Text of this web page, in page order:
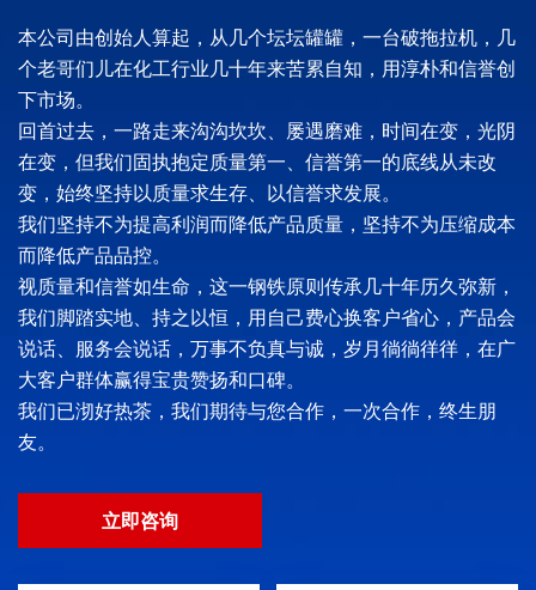
本公司由创始人算起，从几个坛坛罐罐，一台破拖拉机，几
个老哥们儿在化工行业几十年来苦累自知，用淳朴和信誉创
下市场。
回首过去，一路走来沟沟坎坎、屡遇磨难，时间在变，光阴
在变，但我们固执抱定质量第一、信誉第一的底线从未改
变，始终坚持以质量求生存、以信誉求发展。
我们坚持不为提高利润而降低产品质量，坚持不为压缩成本
而降低产品品控。
视质量和信誉如生命，这一钢铁原则传承几十年历久弥新，
我们脚踏实地、持之以恒，用自己费心换客户省心，产品会
说话、服务会说话，万事不负真与诚，岁月徜徜徉徉，在广
大客户群体赢得宝贵赞扬和口碑。
我们已沏好热茶，我们期待与您合作，一次合作，终生朋
友。
立即咨询